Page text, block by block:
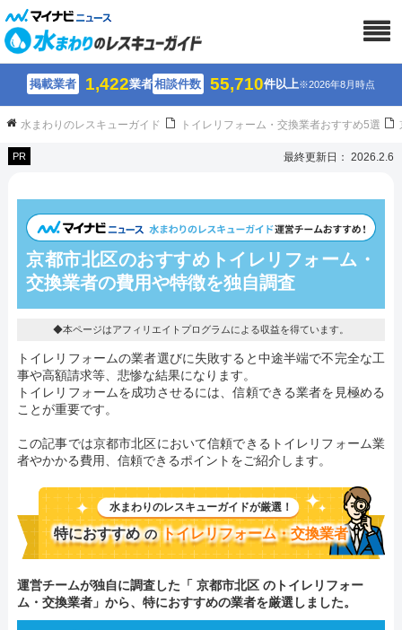
掲載業者 1,422業者相談件数 55,710件以上※2026年8月時点
水まわりのレスキューガイド トイレリフォーム・交換業者おすすめ5選
PR 最終更新日： 2026.2.6
京都市北区のおすすめトイレリフォーム・
交換業者の費用や特徴を独自調査
◆本ページはアフィリエイトプログラムによる収益を得ています。
トイレリフォームの業者選びに失敗すると中途半端で不完全な工
事や高額請求等、悲惨な結果になります。
トイレリフォームを成功させるには、信頼できる業者を見極める
ことが重要です。
この記事では京都市北区において信頼できるトイレリフォーム業
者やかかる費用、信頼できるポイントをご紹介します。
水まわりのレスキューガイドが厳選！
特におすすめ の トイレリフォーム・交換業者
運営チームが独自に調査した「 京都市北区 のトイレリフォー
ム・交換業者」から、特におすすめの業者を厳選しました。